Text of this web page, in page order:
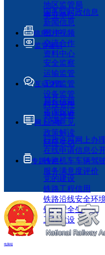
地区监管局
事业单位
国务院时政信息
新闻信息
图片视频
交流合作
资料中心
信息公开
监管履职
安全监察
运输监管
工程监管
设备监管
科技管理
执法检查
互动交流
局长信箱
咨询投诉
征求意见
政策解读
回应关切
网上办事
行政许可网上办
在线申请信息公
铁路机车车辆驾
服务满意度评价
专题专栏
党的建设
铁路工程信用
铁路沿线安全环
铁路安全生产月
工程建设
电脑端